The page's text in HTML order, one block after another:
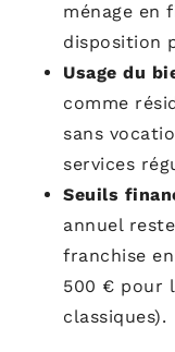
ménage en
disposition
Usage du
comme
sans
services
Seuils
annuel
franchise
500 € pour
classiques).